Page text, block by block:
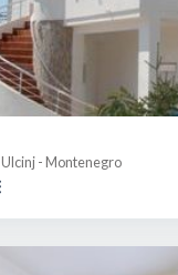
Ulcinj - Montenegro